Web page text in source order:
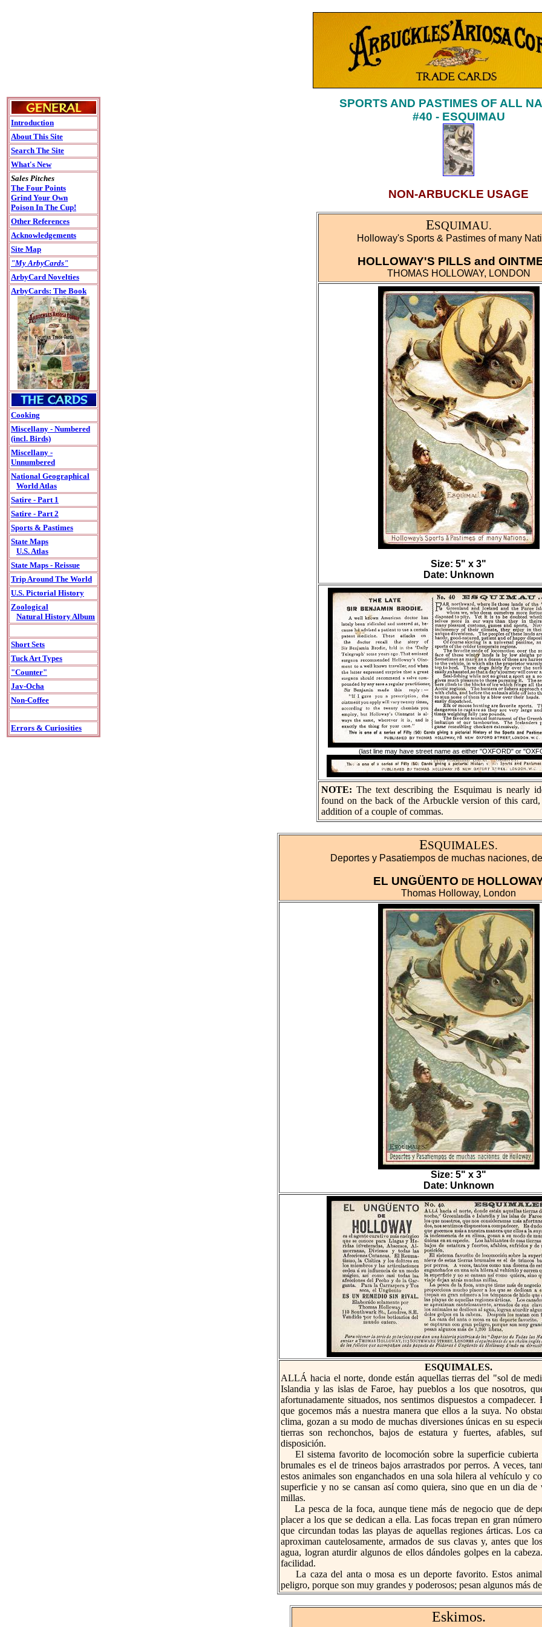
Introduction
About This Site
Search The Site
What's New
Sales Pitches
The Four Points
Grind Your Own
Poison In The Cup!
Other References
Acknowledgements
Site Map
"My ArbyCards"
ArbyCard Novelties
ArbyCards: The Book
Cooking
Miscellany - Numbered
(incl. Birds)
Miscellany -
Unnumbered
National Geographical
World Atlas
Satire - Part 1
Satire - Part 2
Sports & Pastimes
State Maps
U.S. Atlas
State Maps - Reissue
Trip Around The World
U.S. Pictorial History
Zoological
Natural History Album
Short Sets
Tuck Art Types
"Counter"
Jav-Ocha
Non-Coffee
Errors & Curiosities
SPORTS AND PASTIMES OF ALL
#40 - ESQUIMAU
NON-ARBUCKLE USAGE
ESQUIMAU.
Holloway's Sports & Pastimes of many
HOLLOWAY'S PILLS and
THOMAS HOLLOWAY, LONDON
Size: 5" x 3"
Date: Unknown
(last line may have street name as either "OXFORD" or
NOTE: The text describing the Esquimau is nearly
found on the back of the Arbuckle version of this
addition of a couple of commas.
ESQUIMALES.
Deportes y Pasatiempos de muchas naciones,
EL UNGÜENTO DE
Thomas Holloway, London
Size: 5" x 3"
Date: Unknown
ESQUIMALES.
ALLÁ hacia el norte, donde están aquellas tierras del "sol de
Islandia y las islas de Faroe, hay pueblos a los que nosotros,
afortunadamente situados, nos sentimos dispuestos a
que gocemos más a nuestra manera que ellos a la suya. No
clima, gozan a su modo de muchas diversiones únicas en su
tierras son rechonchos, bajos de estatura y fuertes, afables,
disposición.
El sistema favorito de locomoción sobre la superficie cubierta
brumales es el de trineos bajos arrastrados por perros. A veces,
estos animales son enganchados en una sola hilera al vehículo y
superficie y no se cansan así como quiera, sino que en un dia de
millas.
La pesca de la foca, aunque tiene más de negocio que de
placer a los que se dedican a ella. Las focas trepan en gran
que circundan todas las playas de aquellas regiones árticas. Los
aproximan cautelosamente, armados de sus clavas y, antes que
agua, logran aturdir algunos de ellos dándoles golpes en la
facilidad.
La caza del anta o mosa es un deporte favorito. Estos
peligro, porque son muy grandes y poderosos; pesan algunos más
Eskimos.